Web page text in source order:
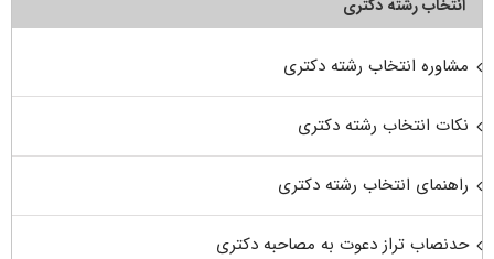
انتخاب رشته دکتری
مشاوره انتخاب رشته دکتری
نکات انتخاب رشته دکتری
راهنمای انتخاب رشته دکتری
حدنصاب تراز دعوت به مصاحبه دکتری